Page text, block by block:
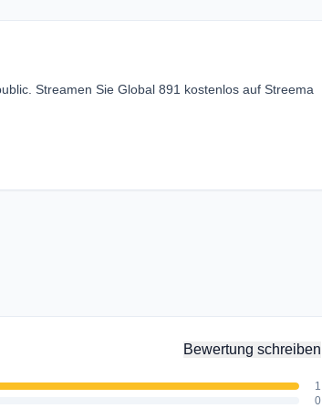
Streamen Sie Global 891 kostenlos auf Streema
Bewertung schreiben
1
0